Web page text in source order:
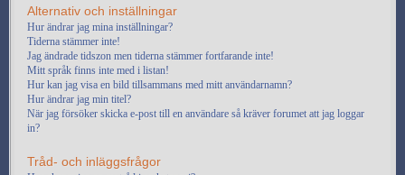
Alternativ och inställningar
Hur ändrar jag mina inställningar?
Tiderna stämmer inte!
Jag ändrade tidszon men tiderna stämmer fortfarande inte!
Mitt språk finns inte med i listan!
Hur kan jag visa en bild tillsammans med mitt användarnamn?
Hur ändrar jag min titel?
När jag försöker skicka e-post till en användare så kräver forumet att jag loggar
in?
Tråd- och inläggsfrågor